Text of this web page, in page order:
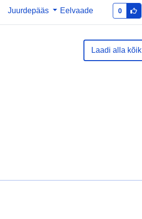
Juurdepääs Eelvaade 0
Laadi alla kõik